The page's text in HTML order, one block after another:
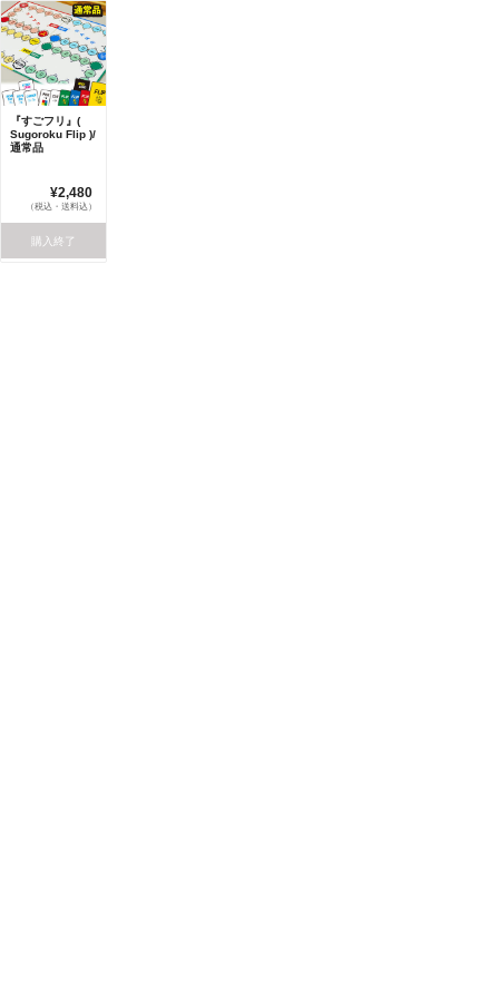
『すごフリ』(
Sugoroku Flip )/
通常品
¥2,480
（税込・送料込）
購入終了